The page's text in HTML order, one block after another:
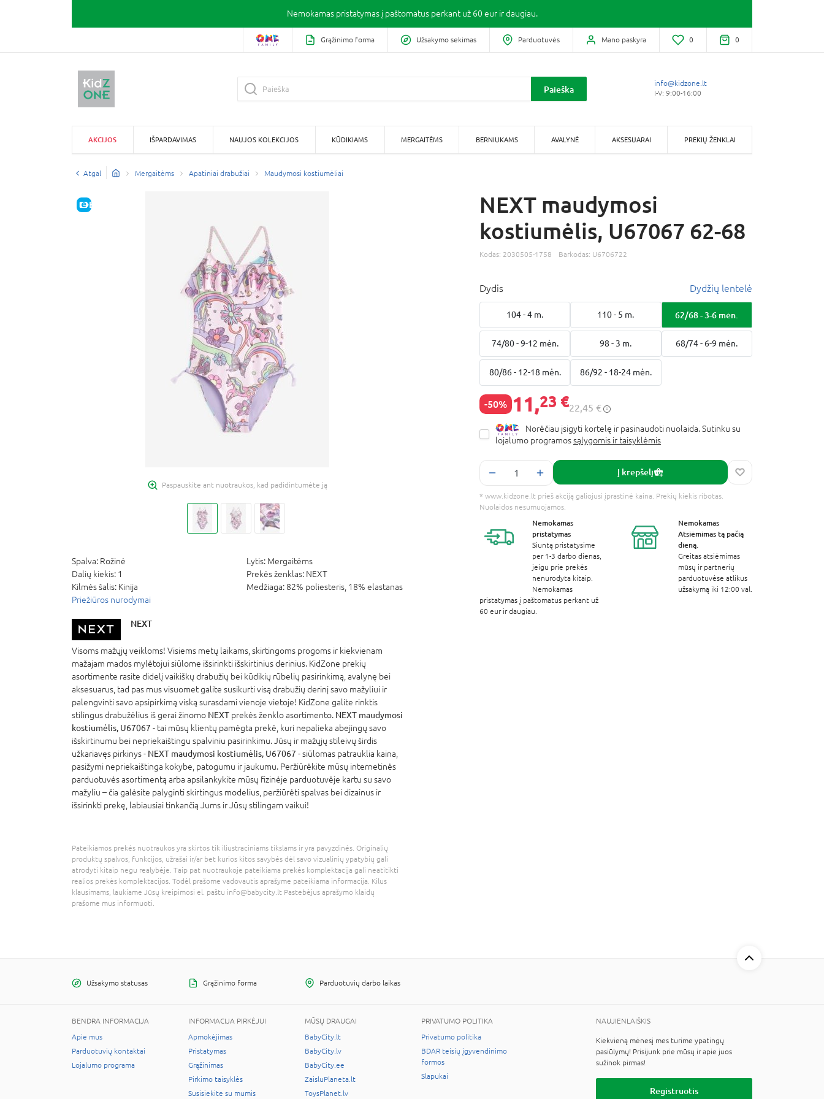
Nemokamas pristatymas į paštomatus perkant už 60 eur ir daugiau.
Grąžinimo forma Užsakymo sekimas Parduotuvės Mano paskyra 0 0
Paieška
info@kidzone.lt
I-V: 9:00-16:00
AKCIJOS IŠPARDAVIMAS NAUJOS KOLEKCIJOS KŪDIKIAMS MERGAITĖMS BERNIUKAMS AVALYNĖ AKSESUARAI PREKIŲ ŽENKLAI
Atgal Mergaitėms Apatiniai drabužiai Maudymosi kostiumėliai
E-KAINA
Paspauskite ant nuotraukos, kad padidintumėte ją
Spalva: Rožinė Lytis: Mergaitėms
Dalių kiekis: 1 Prekės ženklas: NEXT
Kilmės šalis: Kinija Medžiaga: 82% poliesteris, 18% elastanas
Priežiūros nurodymai
NEXT
Visoms mažųjų veikloms! Visiems metų laikams, skirtingoms progoms ir kiekvienam
mažajam mados mylėtojui siūlome išsirinkti išskirtinius derinius. KidZone prekių
asortimente rasite didelį vaikiškų drabužių bei kūdikių rūbelių pasirinkimą, avalynę bei
aksesuarus, tad pas mus visuomet galite susikurti visą drabužių derinį savo mažyliui ir
palengvinti savo apsipirkimą viską surasdami vienoje vietoje! KidZone galite rinktis
stilingus drabužėlius iš gerai žinomo NEXT prekės ženklo asortimento. NEXT maudymosi
kostiumėlis, U67067 - tai mūsų klientų pamėgta prekė, kuri nepalieka abejingų savo
išskirtinumu bei nepriekaištingu spalviniu pasirinkimu. Jūsų ir mažųjų stileivų širdis
užkariavęs pirkinys - NEXT maudymosi kostiumėlis, U67067 - siūlomas patrauklia kaina,
pasižymi nepriekaištinga kokybe, patogumu ir jaukumu. Peržiūrėkite mūsų internetinės
parduotuvės asortimentą arba apsilankykite mūsų fizinėje parduotuvėje kartu su savo
mažyliu – čia galėsite palyginti skirtingus modelius, peržiūrėti spalvas bei dizainus ir
išsirinkti prekę, labiausiai tinkančią Jums ir Jūsų stilingam vaikui!
Pateikiamos prekės nuotraukos yra skirtos tik iliustraciniams tikslams ir yra pavyzdinės. Originalių
produktų spalvos, funkcijos, užrašai ir/ar bet kurios kitos savybės dėl savo vizualinių ypatybių gali
atrodyti kitaip negu realybėje. Taip pat nuotraukoje pateikiama prekės komplektacija gali neatitikti
realios prekės komplektacijos. Todėl prašome vadovautis aprašyme pateikiama informacija. Kilus
klausimams, laukiame Jūsų kreipimosi el. paštu info@babycity.lt Pastebėjus aprašymo klaidų
prašome mus informuoti.
NEXT maudymosi
kostiumėlis, U67067 62-68
Kodas: 2030505-1758 Barkodas: U6706722
Dydis Dydžių lentelė
104 - 4 m. 110 - 5 m. 62/68 - 3-6 mėn.
74/80 - 9-12 mėn. 98 - 3 m. 68/74 - 6-9 mėn.
80/86 - 12-18 mėn. 86/92 - 18-24 mėn.
-50% 11,23 €22,45 €
Norėčiau įsigyti kortelę ir pasinaudoti nuolaida. Sutinku su
lojalumo programossąlygomis ir taisyklėmis
Į krepšelį
* www.kidzone.lt prieš akciją galiojusi įprastinė kaina. Prekių kiekis ribotas.
Nuolaidos nesumuojamos.
Nemokamas
pristatymas
Siuntą pristatysime
per 1-3 darbo dienas,
jeigu prie prekės
nenurodyta kitaip.
Nemokamas
pristatymas į paštomatus perkant už
60 eur ir daugiau.
Nemokamas
Atsiėmimastą pačią
dieną.
Greitas atsiėmimas
mūsų ir partnerių
parduotuvėse atlikus
užsakymą iki 12:00 val.
Užsakymo statusas Grąžinimo forma Parduotuvių darbo laikas
BENDRA INFORMACIJA
Apie mus
Parduotuvių kontaktai
Lojalumo programa
INFORMACIJA PIRKĖJUI
Apmokėjimas
Pristatymas
Grąžinimas
Pirkimo taisyklės
Susisiekite su mumis
MŪSŲ DRAUGAI
BabyCity.lt
BabyCity.lv
BabyCity.ee
ZaisluPlaneta.lt
ToysPlanet.lv
PRIVATUMO POLITIKA
Privatumo politika
BDAR teisių įgyvendinimo
formos
Slapukai
NAUJIENLAIŠKIS
Kiekvieną mėnesį mes turime ypatingų
pasiūlymų! Prisijunk prie mūsų ir apie juos
sužinok pirmas!
Registruotis